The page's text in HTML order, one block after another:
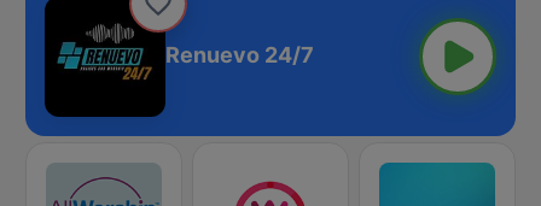
Renuevo 24/7